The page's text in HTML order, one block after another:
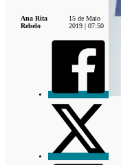
Ana Rita
Rebelo
15 de Maio
2019 | 07:50